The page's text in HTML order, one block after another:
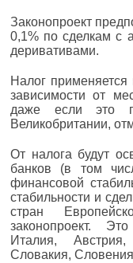
Законопроект
0,1% по сделкам с
деривативами.
Налог
зависимости от
даже если это
Великобритании,
От налога будут
банков (в том
финансовой
стабильности и
стран
законопроект.
Италия,
Словакия,